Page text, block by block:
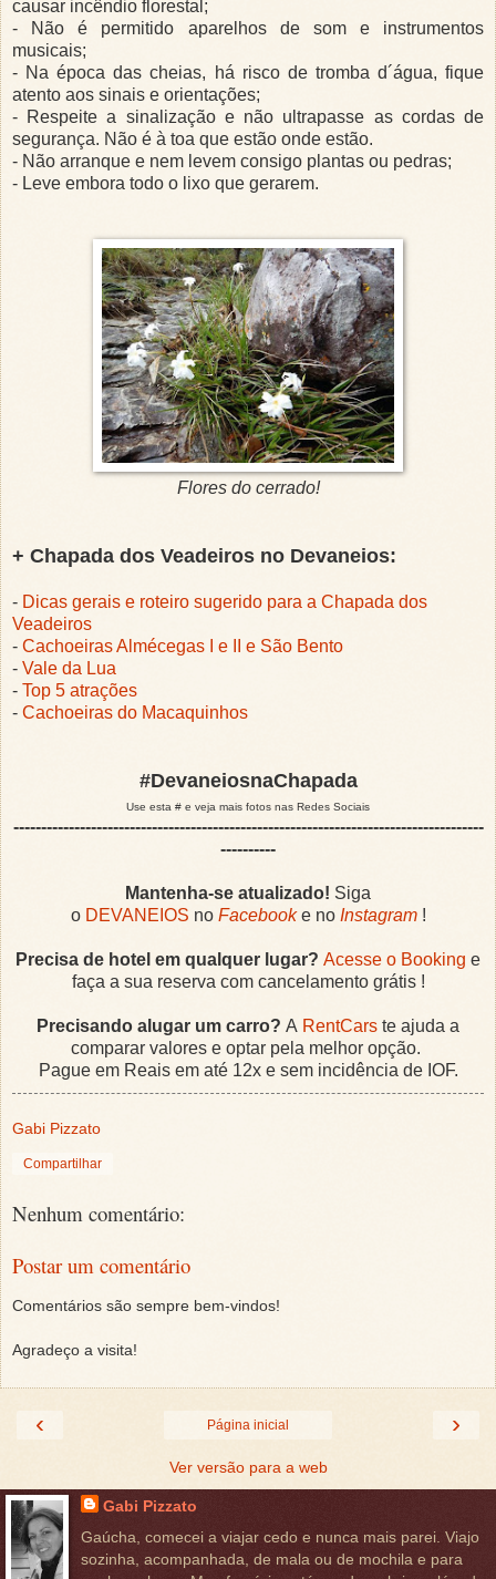
causar incêndio florestal;
- Não é permitido aparelhos de som e instrumentos
musicais;
- Na época das cheias, há risco de tromba d´água, fique
atento aos sinais e orientações;
- Respeite a sinalização e não ultrapasse as cordas de
segurança. Não é à toa que estão onde estão.
- Não arranque e nem levem consigo plantas ou pedras;
- Leve embora todo o lixo que gerarem.
Flores do cerrado!
+ Chapada dos Veadeiros no Devaneios:
- Dicas gerais e roteiro sugerido para a Chapada dos
Veadeiros
- Cachoeiras Almécegas I e II e São Bento
- Vale da Lua
- Top 5 atrações
- Cachoeiras do Macaquinhos
#DevaneiosnaChapada
Use esta # e veja mais fotos nas Redes Sociais
-------------------------------------------------------------------------------------
----------
Mantenha-se atualizado! Siga
o DEVANEIOS no Facebooke no Instagram!
Precisa de hotel em qualquer lugar? Acesse o Booking e
faça a sua reserva com cancelamento grátis !
Precisando alugar um carro? A RentCars te ajuda a
comparar valores e optar pela melhor opção.
Pague em Reais em até 12x e sem incidência de IOF.
Gabi Pizzato
Compartilhar
Nenhum comentário:
Postar um comentário
Comentários são sempre bem-vindos!
Agradeço a visita!
‹ ›
Página inicial
Ver versão para a web
Gabi Pizzato
Gaúcha, comecei a viajar cedo e nunca mais parei. Viajo
sozinha, acompanhada, de mala ou de mochila e para